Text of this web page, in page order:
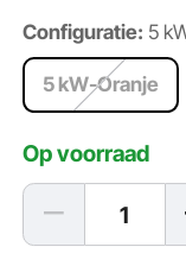
Configuratie: 5
5 kW-Oranje
Op voorraad